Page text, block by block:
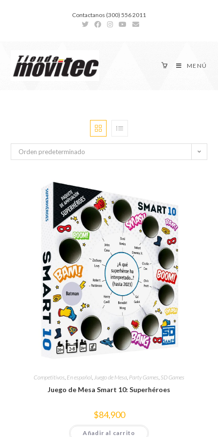
Contactanos (300) 556 2011
MENÚ
Orden predeterminado
Competitivos, En español,Juego de Mesa, Party Games, SD Games
Juego de Mesa Smart 10: Superhéroes
$84,900
Añadir al carrito